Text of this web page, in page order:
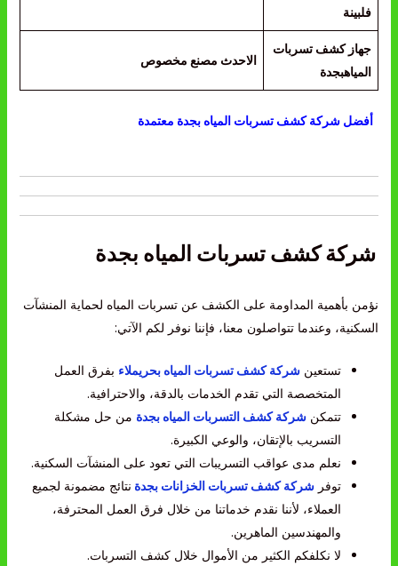
فلبينة
جهاز كشف تسربات
المياهبجدة
الاحدث مصنع مخصوص
أفضل شركة كشف تسربات المياه بجدة معتمدة
شركة كشف تسربات المياه بجدة
نؤمن بأهمية المداومة على الكشف عن تسربات المياه لحماية المنشآت
السكنية، وعندما تتواصلون معنا، فإننا نوفر لكم الآتي:
تستعين شركة كشف تسربات المياه بحريملاء بفرق العمل
المتخصصة التي تقدم الخدمات بالدقة، والاحترافية.
تتمكن شركة كشف التسربات المياه بجدة من حل مشكلة
التسريب بالإتقان، والوعي الكبيرة.
نعلم مدى عواقب التسريبات التي تعود على المنشآت السكنية.
توفر شركة كشف تسربات الخزانات بجدة نتائج مضمونة لجميع
العملاء، لأننا نقدم خدماتنا من خلال فرق العمل المحترفة،
والمهندسين الماهرين.
لا نكلفكم الكثير من الأموال خلال كشف التسربات.